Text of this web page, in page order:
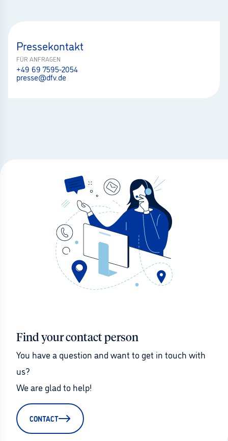
Pressekontakt
FÜR ANFRAGEN
+49 69 7595-2054
presse@dfv.de
Find your contact person
You have a question and want to get in touch with
us?
We are glad to help!
CONTACT